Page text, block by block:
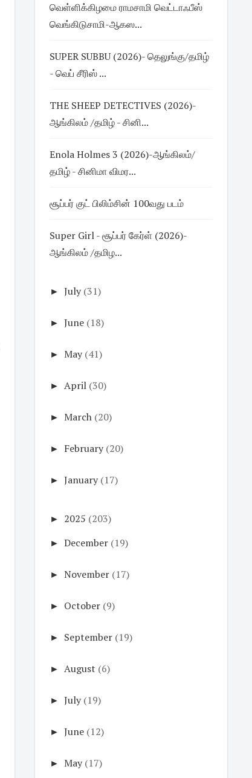
வெள்ளிக்கிழமை ராமசாமி வெட்டாஃபீஸ்
வெங்கிடுசாமி-ஆகஸ...
SUPER SUBBU (2026)- தெலுங்கு/தமிழ்
- வெப் சீரிஸ் ...
THE SHEEP DETECTIVES (2026)-
ஆங்கிலம் /தமிழ் - சினி...
Enola Holmes 3 (2026)-ஆங்கிலம்/
தமிழ் - சினிமா விமர...
சூப்பர் குட் பிலிம்சின் 100வது படம்
Super Girl - சூப்பர் கேர்ள் (2026)-
ஆங்கிலம் /தமிழ...
► July (31)
► June (18)
► May (41)
► April (30)
► March (20)
► February (20)
► January (17)
► 2025 (203)
► December (19)
► November (17)
► October (9)
► September (19)
► August (6)
► July (19)
► June (12)
► May (17)